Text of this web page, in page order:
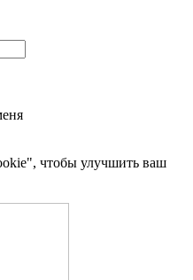
чтобы улучшить ваш